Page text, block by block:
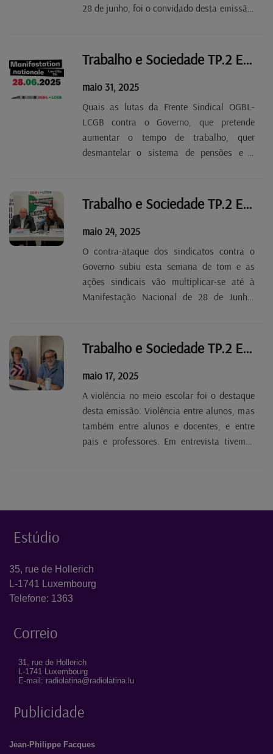
28 de junho, foi o convidado desta emissão.
nossos direitos laborais e acervo social e de
Trabalho e Sociedade TP.2 EP 34
maio 31, 2025
Quais as lutas da Frente Sindical OGBL-
LCGB contra o Governo, que pretende
aumentar o tempo de trabalho, quer
desmantelar o sistema de pensões e a
colectivas e até o direito de greve. NÓS
Trabalho e Sociedade TP.2 EP 33
maio 24, 2025
O contra-ataque dos sindicatos contra o
Governo subiu esta semana de tom e as
ações sindicais vão multiplicar-se até à
Manifestação Nacional de 28 de Junho.
em Portugal mas também em Gaza, onde
Trabalho e Sociedade TP.2 EP 32
maio 17, 2025
A violência no meio escolar foi o destaque
desta emissão. Violência entre alunos, mas
também entre alunos e docentes, e entre
pais e professores. Em entrevista tivemos
Estúdio
35, rue de Hollerich
L-1741 Luxembourg
Telefone: 1363
Correio
31, rue de Hollerich
L-1741 Luxembourg
E-mail: radiolatina@radiolatina.lu
Publicidade
Jean-Philippe Facques